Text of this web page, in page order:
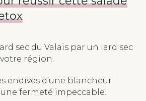
sec du Valais par un lard sec
région.
endives d’une blancheur
fermeté impeccable.